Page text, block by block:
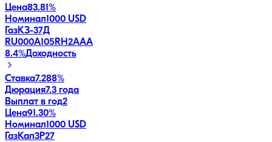
Цена83.81%
Номинал1000 USD
ГазКЗ-37Д
RU000A105RH2AAA
8.4%Доходность
Ставка7.288%
Дюрация7.3 года
Выплат в год2
Цена91.30%
Номинал1000 USD
ГазКап3P27